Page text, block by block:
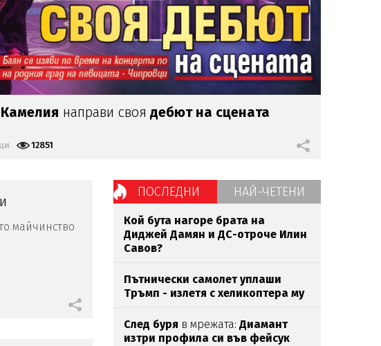
Камелия направи своя дебют на сцената
12851
майчинство
ПОСЛЕДНИ НАЙ-ЧЕТЕНИ
Кой бута нагоре брата на
Диджей Дамян и ДС-отроче Илин
Савов?
Пътнически самолет уплаши
Тръмп - излетя с хеликоптера му
След буря в мрежата: Диамант
изтри профила си във фейсук